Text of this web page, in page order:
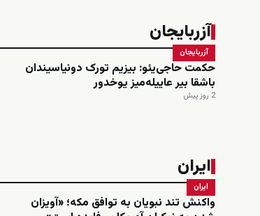
آزربایجان
آزربایجان
حکمت حاجی‌یئو: بیزیم تورک دونیاسیندان
باشقا بیر عاییله‌میز یوخدور
2 روز پیش
ایران
ایران
واکنش تند نبویان به توافق مکه؛ «آویزان